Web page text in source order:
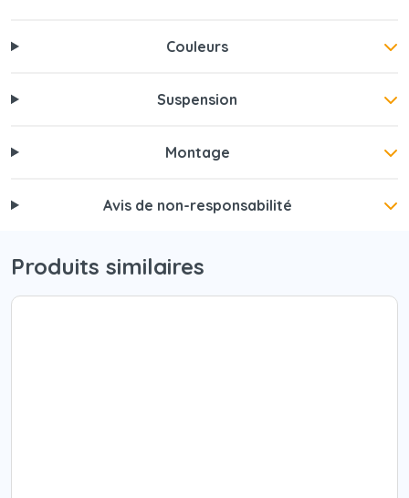
Couleurs
Suspension
Montage
Avis de non-responsabilité
Produits similaires